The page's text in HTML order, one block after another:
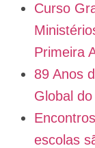
Curso
Primeira
89 Anos
Global
escolas